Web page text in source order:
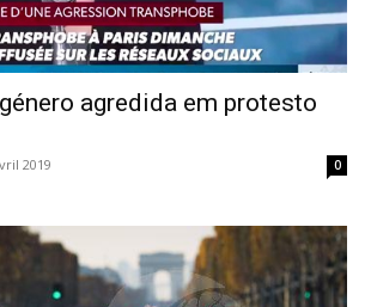
agredida em protesto
2019 0